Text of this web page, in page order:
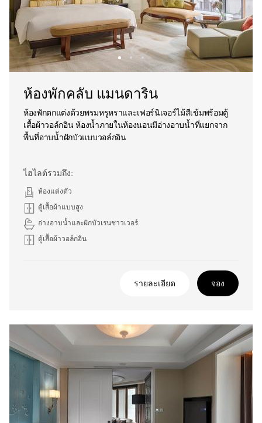
ห้องพักคลับ แมนดาริน
ห้องพักตกแต่งด้วยพรมหรูหราและเฟอร์นิเจอร์ไม้สีเข้มพร้อมตู้
เสื้อผ้าวอล์กอิน ห้องน้ำภายในห้องนอนมีอ่างอาบน้ำที่แยกจาก
พื้นที่อาบน้ำฝักบัวแบบวอล์กอิน
ไฮไลต์รวมถึง:
ห้องแต่งตัว
ตู้เสื้อผ้าแบบสูง
อ่างอาบน้ำและฝักบัวเรนชาวเวอร์
ตู้เสื้อผ้าวอล์กอิน
รายละเอียด จอง